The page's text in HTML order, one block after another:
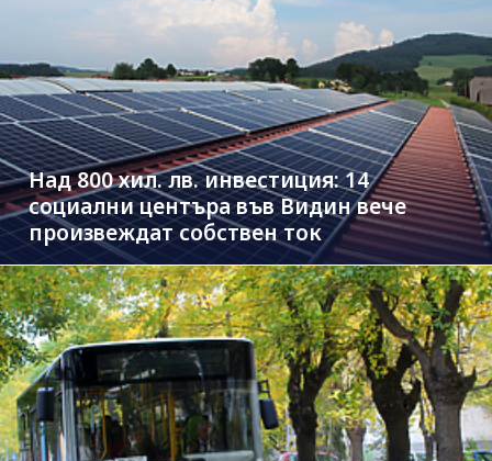
Над 800 хил. лв. инвестиция: 14
социални центъра във Видин вече
произвеждат собствен ток